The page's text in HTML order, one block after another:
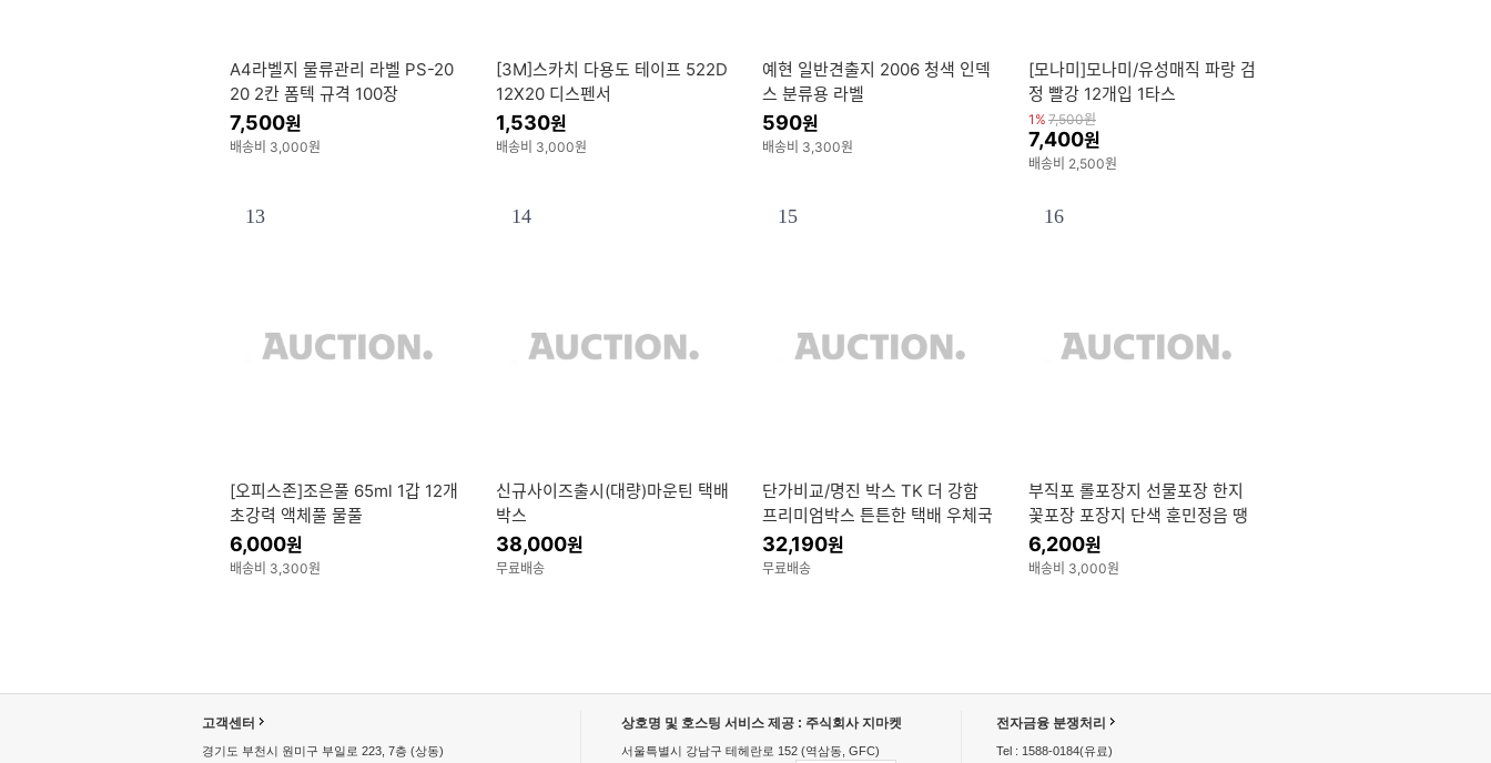
A4라벨지 물류관리 라벨 PS-20
20 2칸 폼텍 규격 100장
7,500원
배송비 3,000원
[3M]스카치 다용도 테이프 522D
12X20 디스펜서
1,530원
배송비 3,000원
예현 일반견출지 2006 청색 인덱
스 분류용 라벨
590원
배송비 3,300원
[모나미]모나미/유성매직 파랑 검
정 빨강 12개입 1타스
1% 7,500원
7,400원
배송비 2,500원
13
[오피스존]조은풀 65ml 1갑 12개
초강력 액체풀 물풀
6,000원
배송비 3,300원
14
신규사이즈출시(대량)마운틴 택배
박스
38,000원
무료배송
15
단가비교/명진 박스 TK 더 강함
프리미엄박스 튼튼한 택배 우체국
상자 /20+1행사.4시마감.안산퀵
배송
32,190원
무료배송
16
부직포 롤포장지 선물포장 한지
꽃포장 포장지 단색 훈민정음 땡
땡이 40종
6,200원
배송비 3,000원
고
고객센터
경기도 부천시 원미구 부일로 223, 7층 (상동)
상호명 및 호스팅 서비스 제공 : 주식회사 지마켓
서울특별시 강남구 테헤란로 152 (역삼동, GFC)
전자금융 분쟁처리
Tel : 1588-0184(유료)